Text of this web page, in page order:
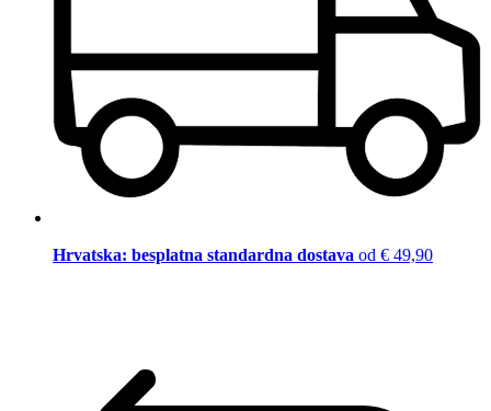
Hrvatska: besplatna standardna dostava od € 49,90